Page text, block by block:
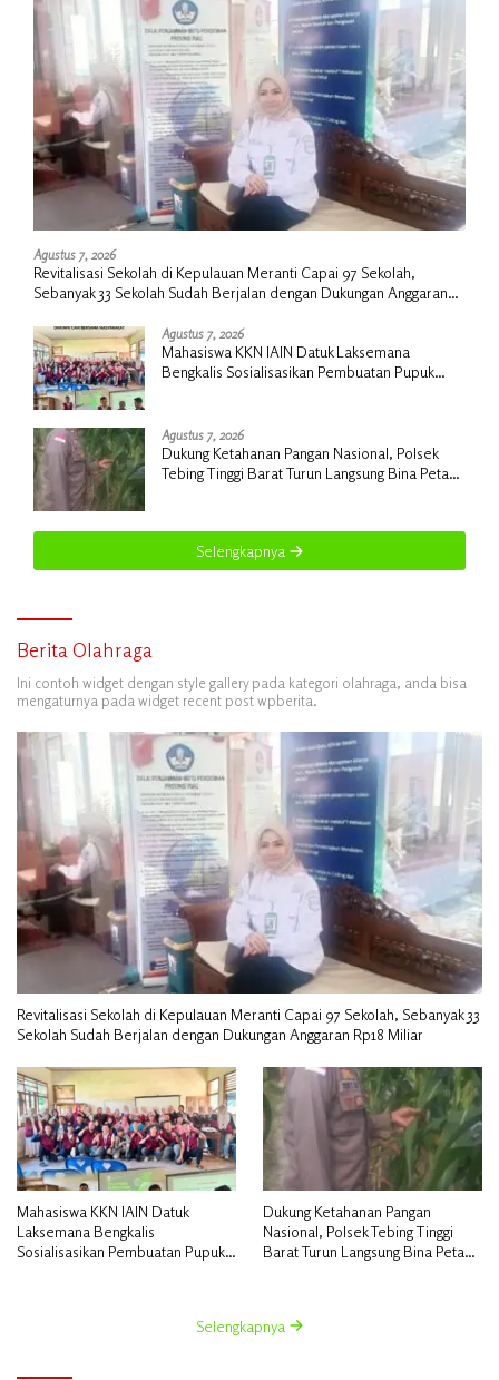
Agustus 7, 2026
Revitalisasi Sekolah di Kepulauan Meranti Capai 97 Sekolah,
Sebanyak 33 Sekolah Sudah Berjalan dengan Dukungan Anggaran
Agustus 7, 2026
Mahasiswa KKN IAIN Datuk Laksemana
Bengkalis Sosialisasikan Pembuatan Pupuk
Agustus 7, 2026
Dukung Ketahanan Pangan Nasional, Polsek
Tebing Tinggi Barat Turun Langsung Bina Petani
Selengkapnya
Berita Olahraga
Ini contoh widget dengan style gallery pada kategori olahraga, anda bisa
mengaturnya pada widget recent post wpberita.
Revitalisasi Sekolah di Kepulauan Meranti Capai 97 Sekolah, Sebanyak 33
Sekolah Sudah Berjalan dengan Dukungan Anggaran Rp18 Miliar
Mahasiswa KKN IAIN Datuk
Laksemana Bengkalis
Sosialisasikan Pembuatan Pupuk
Dukung Ketahanan Pangan
Nasional, Polsek Tebing Tinggi
Barat Turun Langsung Bina Petani
Selengkapnya